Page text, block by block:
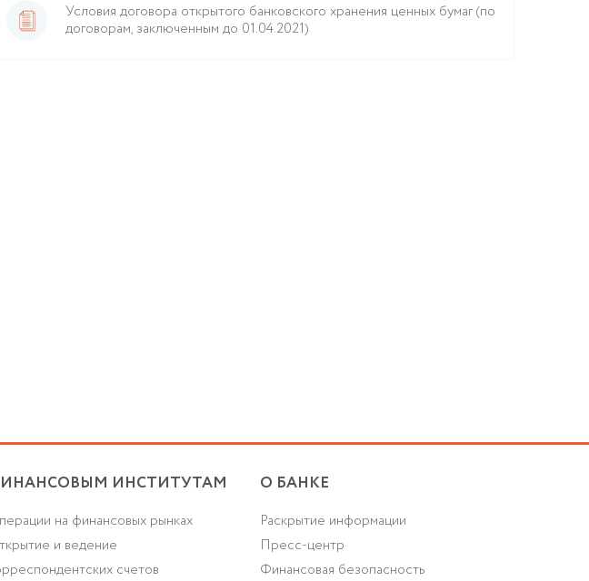
Условия договора открытого банковского хранения ценных бумаг (по
договорам, заключенным до 01.04.2021)
ИНСТИТУТАМ
на финансовых рынках
и ведение
счетов
О БАНКЕ
Раскрытие информации
Пресс-центр
Финансовая безопасность